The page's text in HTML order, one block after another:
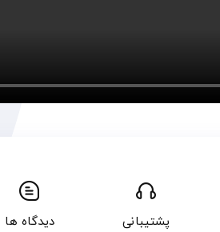
پشتیبانی دیدگاه ها